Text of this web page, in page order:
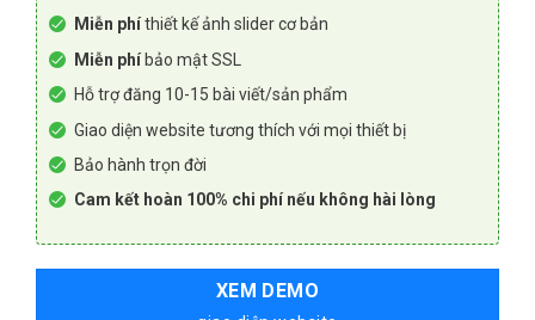
Miễn phíthiết kế ảnh slider cơ bản
Miễn phíbảo mật SSL
Hỗ trợ đăng 10-15 bài viết/sản phẩm
Giao diện website tương thích với mọi thiết bị
Bảo hành trọn đời
Cam kết hoàn 100% chi phí nếu không hài lòng
XEM DEMO